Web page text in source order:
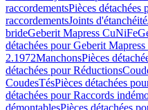
raccordementsPièces détachées
raccordementsJoints d'étanchéité
brideGeberit Mapress CuNiFe
détachées pour Geberit
2.1972ManchonsPièces
détachées pour Réductions
CoudesTésPièces détachées
détachées pour Raccords
démontablesPièces détachées